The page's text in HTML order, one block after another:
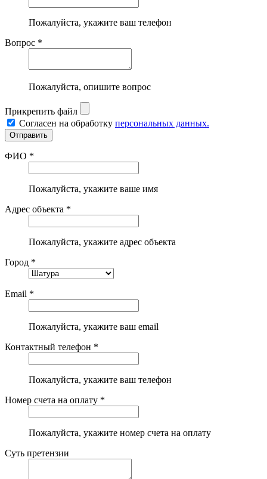
Пожалуйста, укажите ваш телефон
Вопрос *
Пожалуйста, опишите вопрос
Прикрепить файл
Согласен на обработку персональных данных.
ФИО *
Пожалуйста, укажите ваше имя
Адрес объекта *
Пожалуйста, укажите адрес объекта
Город *
Email *
Пожалуйста, укажите ваш email
Контактный телефон *
Пожалуйста, укажите ваш телефон
Номер счета на оплату *
Пожалуйста, укажите номер счета на оплату
Суть претензии